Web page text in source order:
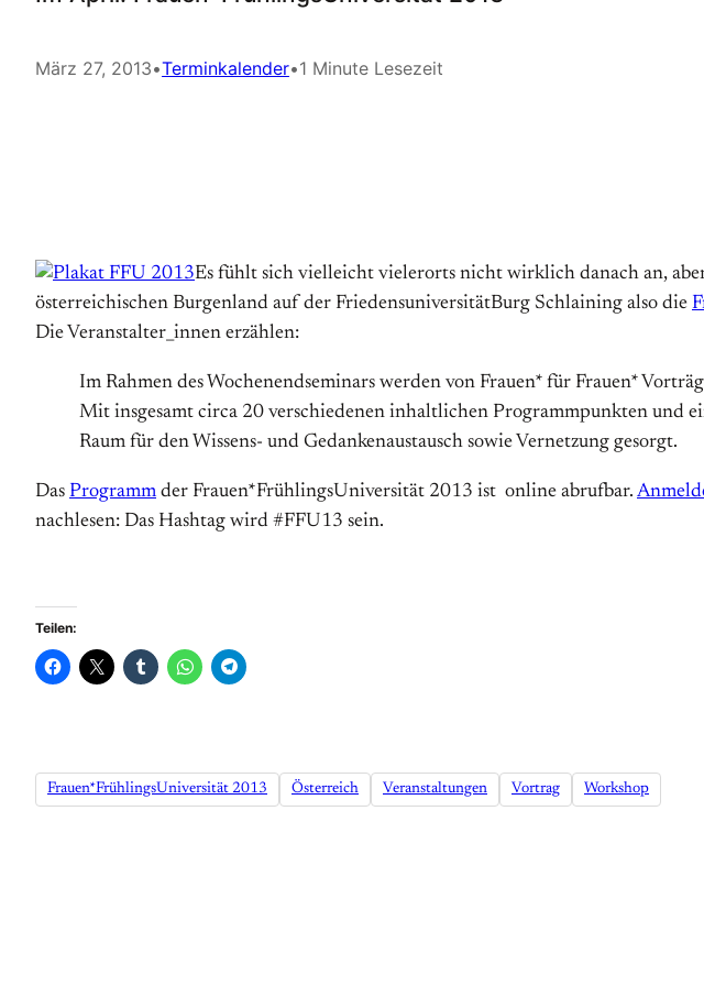
März 27, 2013•Terminkalender•1 Minute Lesezeit
Es fühlt sich vielleicht vielerorts nicht wirklich danach an,
österreichischen Burgenland auf der FriedensuniversitätBurg Schlaining also die
Die Veranstalter_innen erzählen:
Im Rahmen des Wochenendseminars werden von Frauen* für Frauen*
Mit insgesamt circa 20 verschiedenen inhaltlichen Programmpunkten und
Raum für den Wissens- und Gedankenaustausch sowie Vernetzung gesorgt.
Das Programm der Frauen*FrühlingsUniversität 2013 ist online abrufbar.
nachlesen: Das Hashtag wird #FFU13 sein.
Teilen:
Frauen*FrühlingsUniversität 2013 Österreich Veranstaltungen Vortrag Workshop